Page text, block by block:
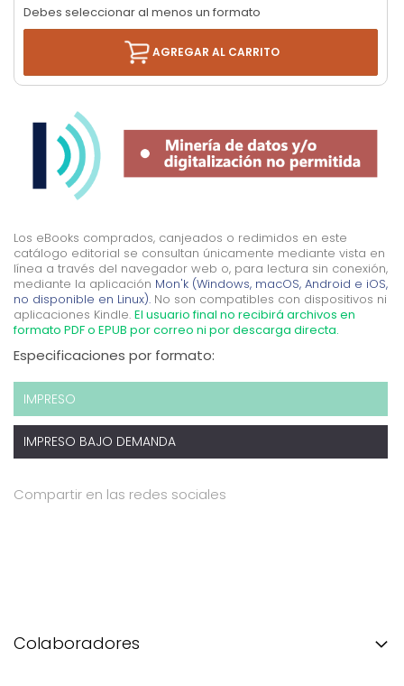
Debes seleccionar al menos un formato
AGREGAR AL CARRITO
Los eBooks comprados, canjeados o redimidos en este
catálogo editorial se consultan únicamente mediante vista en
línea a través del navegador web o, para lectura sin conexión,
mediante la aplicación Mon'k (Windows, macOS, Android e iOS,
no disponible en Linux). No son compatibles con dispositivos ni
aplicaciones Kindle. El usuario final no recibirá archivos en
formato PDF o EPUB por correo ni por descarga directa.
Especificaciones por formato:
IMPRESO
IMPRESO BAJO DEMANDA
Compartir en las redes sociales
Colaboradores